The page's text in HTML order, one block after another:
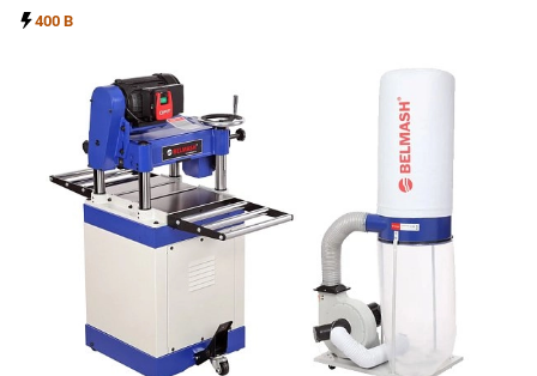
400 В